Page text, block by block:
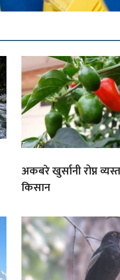
अकबरे खुर्सानी रोप्न
किसान